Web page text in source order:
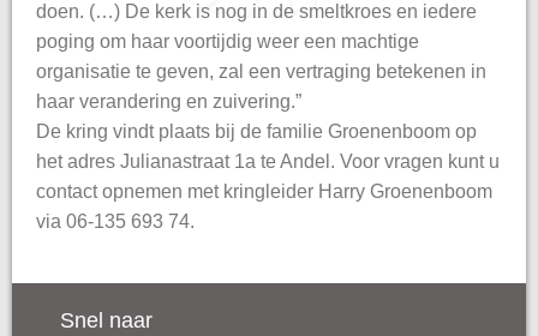
doen. (…) De kerk is nog in de smeltkroes en iedere
poging om haar voortijdig weer een machtige
organisatie te geven, zal een vertraging betekenen in
haar verandering en zuivering.”
De kring vindt plaats bij de familie Groenenboom op
het adres Julianastraat 1a te Andel. Voor vragen kunt u
contact opnemen met kringleider Harry Groenenboom
via 06-135 693 74.
Snel naar